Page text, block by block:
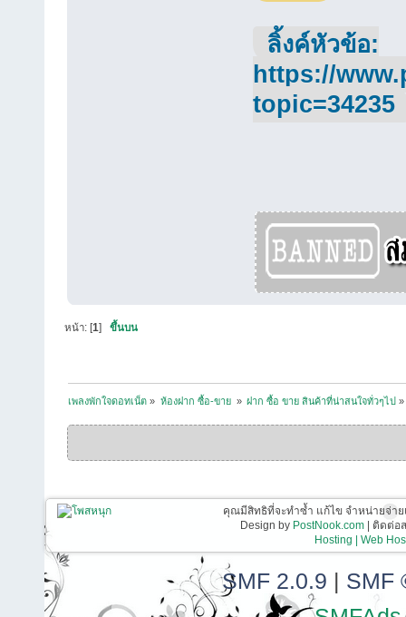
ลิ้งค์หัวข้อ:
https://
topic=34235
หน้า: [1]ขึ้นบน
เพลงพักใจดอทเน็ต » ห้องฝาก ซื้อ-ขาย » ฝาก ซื้อ ขาย สินค้าที่น่าสนใจทั่วๆไป »
คุณมีสิทธิที่จะทำซ้ำ แก้ไข จำหน่ายจ่า
Design by PostNook.com| ติดต่อส
Hosting | Web
SMF 2.0.9 | SMF